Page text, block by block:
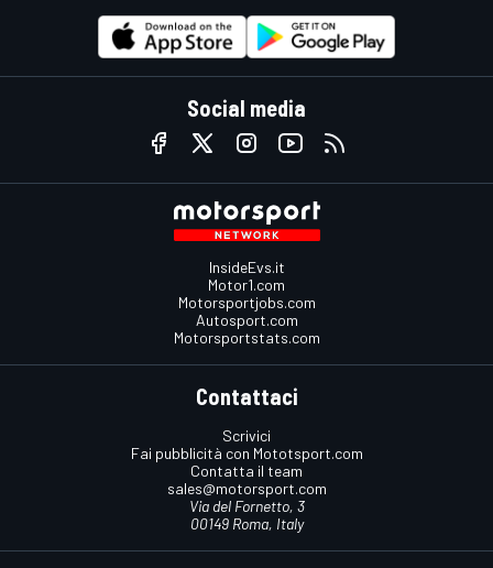
Social media
InsideEvs.it
Motor1.com
Motorsportjobs.com
Autosport.com
Motorsportstats.com
Contattaci
Scrivici
Fai pubblicità con Mototsport.com
Contatta il team
sales@motorsport.com
Via del Fornetto, 3
00149 Roma, Italy